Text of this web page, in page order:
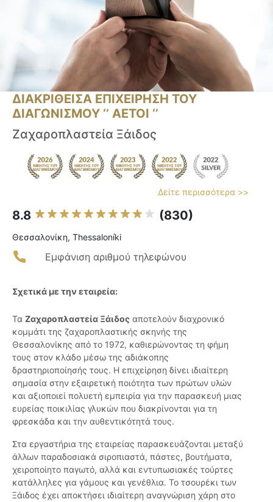
ΔΙΑΚΡΙΘΕΙΣΑ ΕΠΙΧΕΙΡΗΣΗ ΤΟΥ
ΔΙΑΓΩΝΙΣΜΟΥ ‘’ ΑΕΤΟΙ ‘’
Ζαχαροπλαστεία Ξάιδος
Δείτε περισσότερα >>
8.8 (830)
Θεσσαλονίκη, Thessaloníki
Εμφάνιση αριθμού τηλεφώνου
Σχετικά με την εταιρεία:
Τα Ζαχαροπλαστεία Ξάιδος αποτελούν διαχρονικό
κομμάτι της ζαχαροπλαστικής σκηνής της
Θεσσαλονίκης από το 1972, καθιερώνοντας τη φήμη
τους στον κλάδο μέσω της αδιάκοπης
δραστηριοποίησής τους. Η επιχείρηση δίνει ιδιαίτερη
σημασία στην εξαιρετική ποιότητα των πρώτων υλών
και αξιοποιεί πολυετή εμπειρία για την παρασκευή μιας
ευρείας ποικιλίας γλυκών που διακρίνονται για τη
φρεσκάδα και την αυθεντικότητά τους.
Στα εργαστήρια της εταιρείας παρασκευάζονται μεταξύ
άλλων παραδοσιακά σιροπιαστά, πάστες, βουτήματα,
χειροποίητο παγωτό, αλλά και εντυπωσιακές τούρτες
κατάλληλες για γάμους και γενέθλια. Το τσουρέκι των
Ξάιδος έχει αποκτήσει ιδιαίτερη αναγνώριση χάρη στο